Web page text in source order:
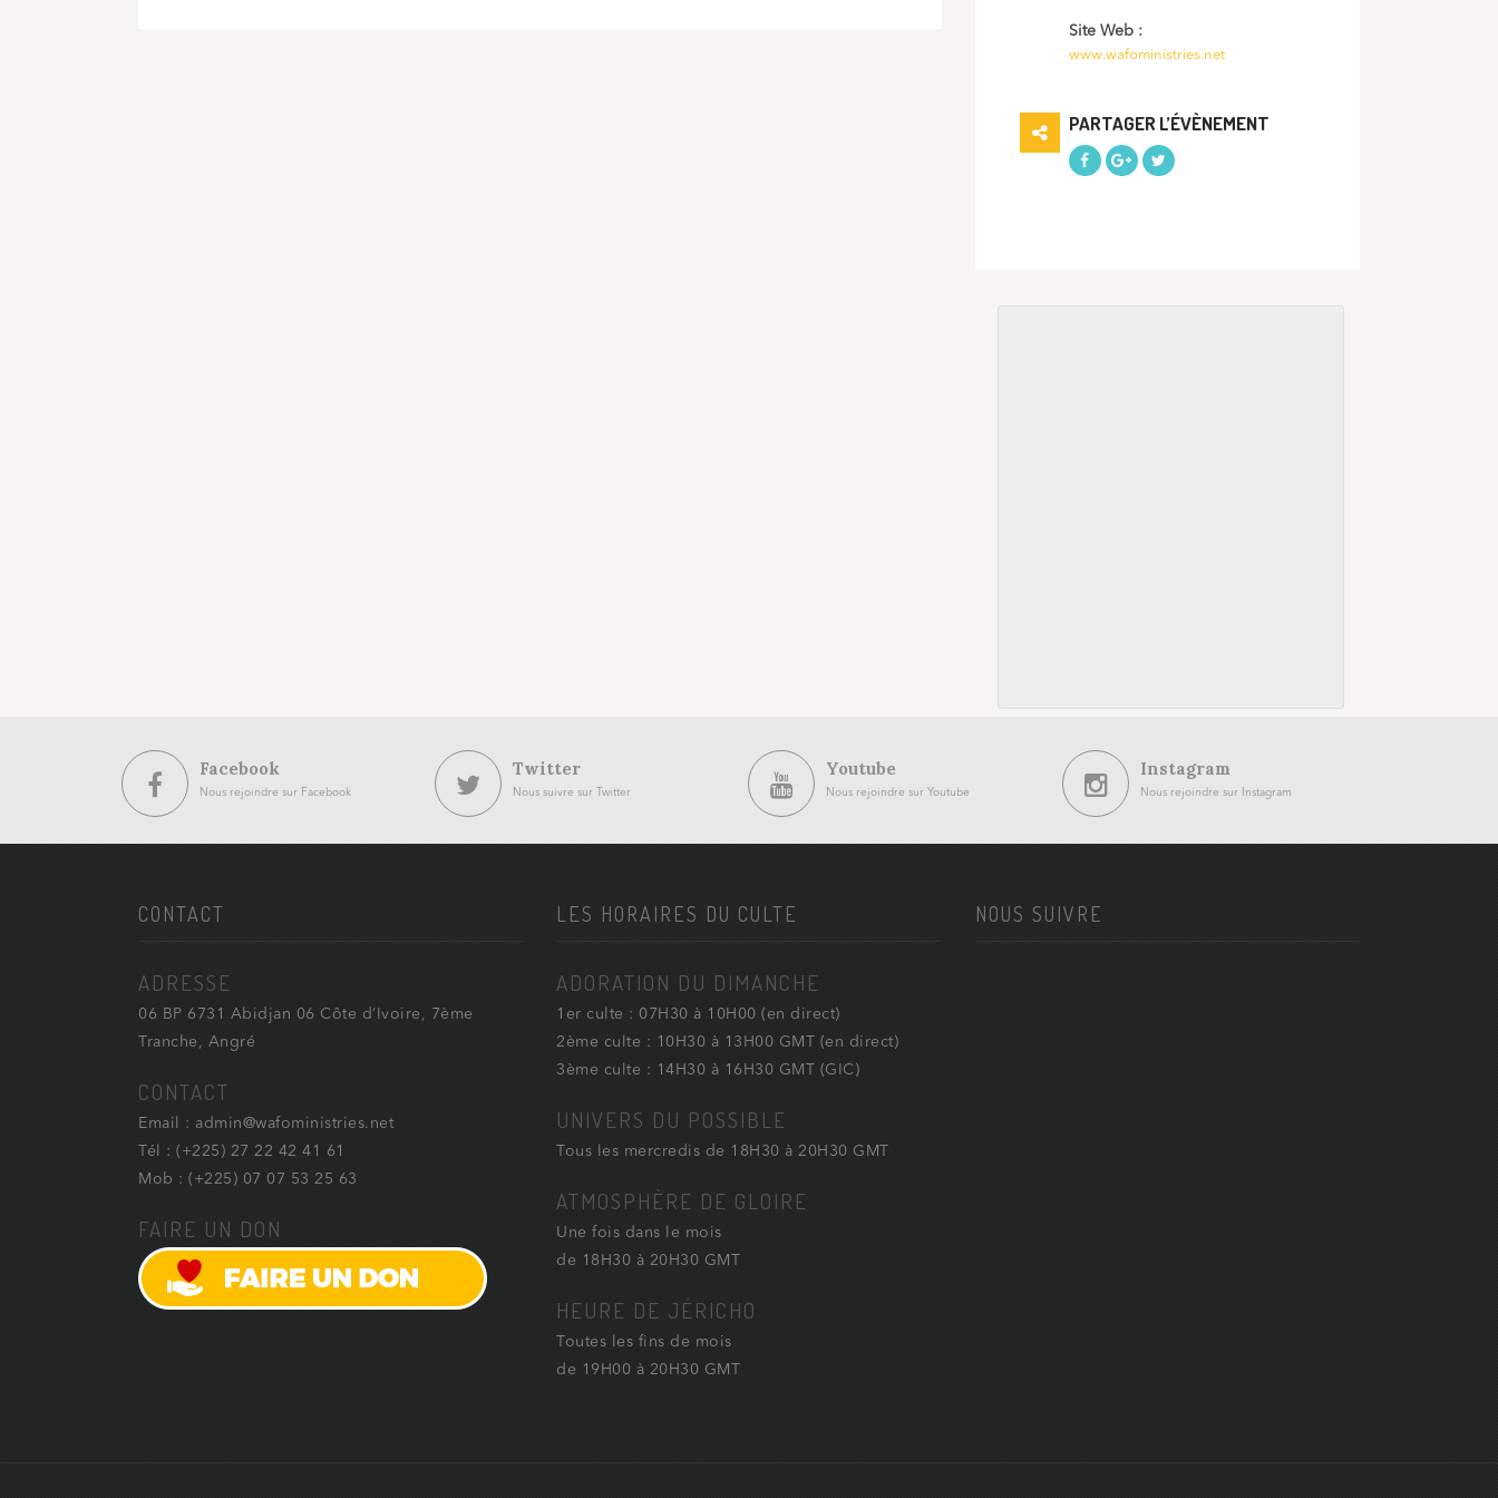
Site Web :
www.wafoministries.net
PARTAGER L’ÉVÈNEMENT
Facebook
Nous rejoindre sur Facebook
Twitter
Nous suivre sur Twitter
Youtube
Nous rejoindre sur Youtube
Instagram
Nous rejoindre sur Instagram
CONTACT
ADRESSE
06 BP 6731 Abidjan 06 Côte d’Ivoire, 7ème
Tranche, Angré
CONTACT
Email : admin@wafoministries.net
Tél : (+225) 27 22 42 41 61
Mob : (+225) 07 07 53 25 63
FAIRE UN DON
LES HORAIRES DU CULTE
ADORATION DU DIMANCHE
1er culte : 07H30 à 10H00 (en direct)
2ème culte : 10H30 à 13H00 GMT (en direct)
3ème culte : 14H30 à 16H30 GMT (GIC)
UNIVERS DU POSSIBLE
Tous les mercredis de 18H30 à 20H30 GMT
ATMOSPHÈRE DE GLOIRE
Une fois dans le mois
de 18H30 à 20H30 GMT
HEURE DE JÉRICHO
Toutes les fins de mois
de 19H00 à 20H30 GMT
NOUS SUIVRE